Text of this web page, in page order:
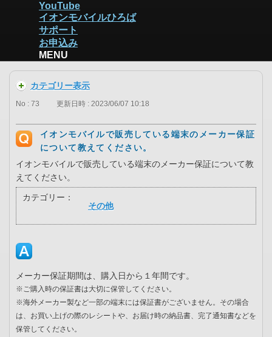
YouTube
イオンモバイルひろば
サポート
お申込み
MENU
カテゴリー表示
No : 73 更新日時 : 2023/06/07 10:18
イオンモバイルで販売している端末のメーカー保証
について教えてください。
イオンモバイルで販売している端末のメーカー保証について教
えてください。
カテゴリー：
その他
メーカー保証期間は、購入日から１年間です。
※ご購入時の保証書は大切に保管してください。
※海外メーカー製など一部の端末には保証書がございません。その場合
は、お買い上げの際のレシートや、お届け時の納品書、完了通知書などを
保管してください。